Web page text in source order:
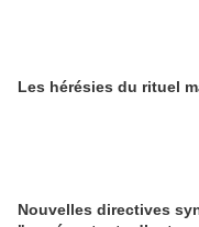
Les hérésies du rituel
Nouvelles directives